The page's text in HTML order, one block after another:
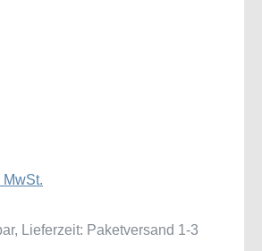
MwSt.
Lieferzeit: Paketversand 1-3